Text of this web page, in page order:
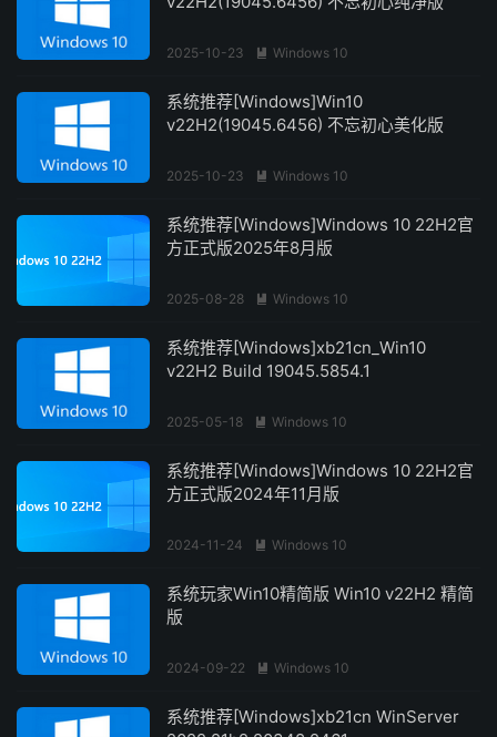
2025-10-23  Windows 10
系统推荐[Windows]Win10
v22H2(19045.6456) 不忘初心美化版
2025-10-23  Windows 10
系统推荐[Windows]Windows 10 22H2官
方正式版2025年8月版
2025-08-28  Windows 10
系统推荐[Windows]xb21cn_Win10
v22H2 Build 19045.5854.1
2025-05-18  Windows 10
系统推荐[Windows]Windows 10 22H2官
方正式版2024年11月版
2024-11-24  Windows 10
系统玩家Win10精简版 Win10 v22H2 精简
版
2024-09-22  Windows 10
系统推荐[Windows]xb21cn WinServer